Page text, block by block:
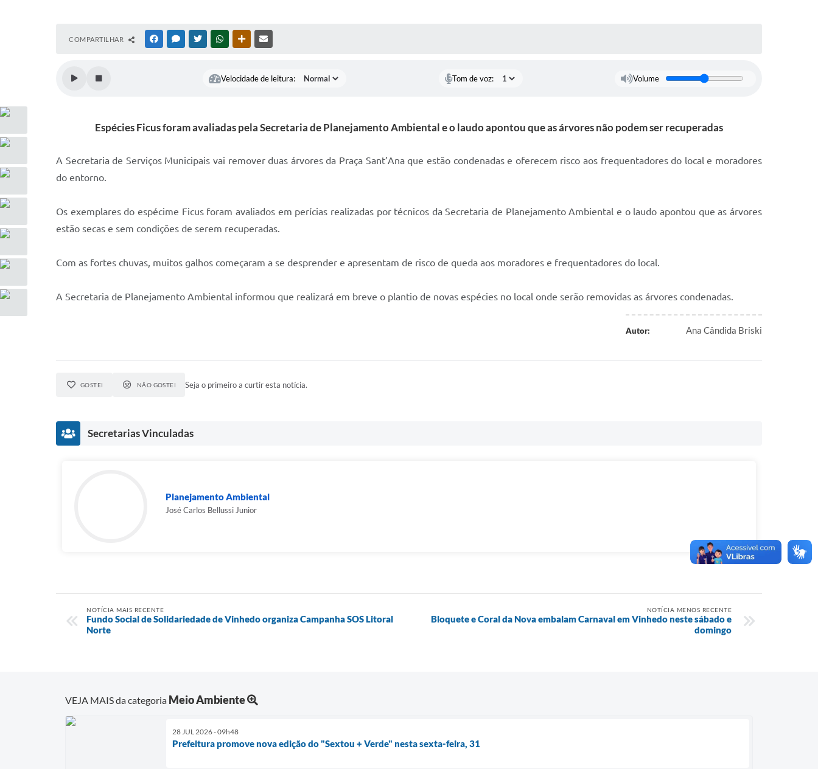
COMPARTILHAR FACEBOOKMESSENGER
TWITTERWHATSAPPOUTRAS MÍDIAS
Velocidade de leitura: Tom de voz: Volume
Espécies Ficus foram avaliadas pela Secretaria de Planejamento Ambiental e o laudo apontou que as árvores não podem ser recuperadas
A Secretaria de Serviços Municipais vai remover duas árvores da Praça Sant’Ana que estão condenadas e oferecem risco aos frequentadores do local e moradores
do entorno.
Os exemplares do espécime Ficus foram avaliados em perícias realizadas por técnicos da Secretaria de Planejamento Ambiental e o laudo apontou que as árvores
estão secas e sem condições de serem recuperadas.
Com as fortes chuvas, muitos galhos começaram a se desprender e apresentam de risco de queda aos moradores e frequentadores do local.
A Secretaria de Planejamento Ambiental informou que realizará em breve o plantio de novas espécies no local onde serão removidas as árvores condenadas.
Autor: Ana Cândida Briski
GOSTEI NÃO GOSTEI Seja o primeiro a curtir esta notícia.
Secretarias Vinculadas
Planejamento Ambiental
José Carlos Bellussi Junior
NOTÍCIA MAIS RECENTE
Fundo Social de Solidariedade de Vinhedo organiza Campanha SOS Litoral
Norte
NOTÍCIA MENOS RECENTE
Bloquete e Coral da Nova embalam Carnaval em Vinhedo neste sábado e
domingo
VEJA MAIS da categoria Meio Ambiente
28 JUL 2026 - 09h48
Prefeitura promove nova edição do "Sextou + Verde" nesta sexta-feira, 31